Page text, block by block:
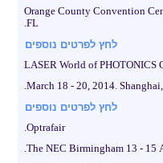
Orange County Convention
FL.
לחץ לפרטים נוספים
LASER World of PHOTONICS
March 18 - 20, 2014.
לחץ לפרטים נוספים
Optrafair.
The NEC Birmingham 13 - 15